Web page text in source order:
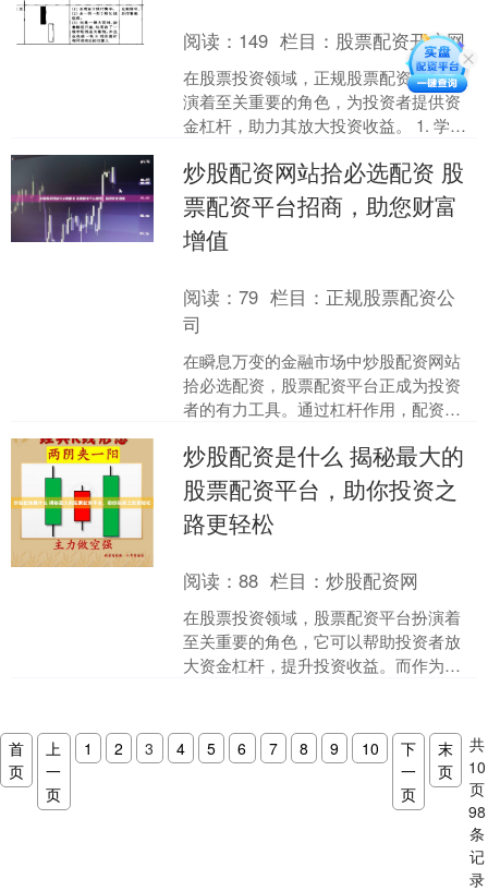
阅读： 149 栏目： 股票配资开户网
在股票投资领域，正规股票配资公司扮
演着至关重要的角色，为投资者提供资
金杠杆，助力其放大投资收益。 1. 学习
先要学习基本的股市....
炒股配资网站拾必选配资 股
票配资平台招商，助您财富
增值
阅读：79 栏目： 正规股票配资公
司
在瞬息万变的金融市场中炒股配资网站
拾必选配资，股票配资平台正成为投资
者的有力工具。通过杠杆作用，配资平
得更高的收益。 然而，温....
炒股配资是什么 揭秘最大的
股票配资平台，助你投资之
路更轻松
阅读：88 栏目：炒股配资网
在股票投资领域，股票配资平台扮演着
至关重要的角色，它可以帮助投资者放
大资金杠杆，提升投资收益。而作为行
首
页
上
一
页
1 2 3 4 5 6 7 8 9 10
下
一
页
末
页
共
10
页
98
条
记
录